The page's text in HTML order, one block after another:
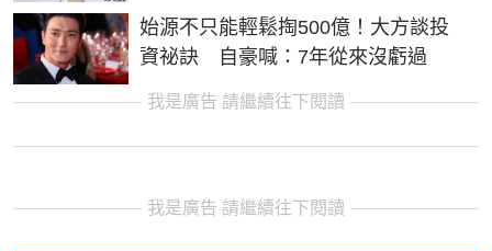
始源不只能輕鬆掏500億！大方談投
資祕訣 自豪喊：7年從來沒虧過
我是廣告 請繼續往下閱讀
我是廣告 請繼續往下閱讀